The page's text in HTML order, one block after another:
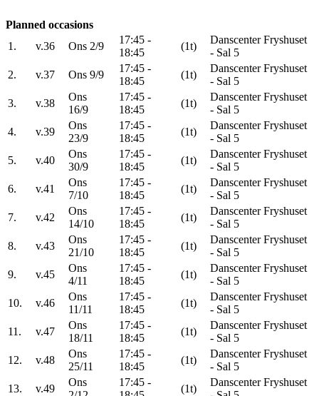
Planned occasions
1.
v.36 Ons 2/9
17:45 -
18:45
(1t)
Danscenter Fryshuset
- Sal 5
2.
v.37 Ons 9/9
17:45 -
18:45
(1t)
Danscenter Fryshuset
- Sal 5
3.
v.38
Ons
16/9
17:45 -
18:45
(1t)
Danscenter Fryshuset
- Sal 5
4.
v.39
Ons
23/9
17:45 -
18:45
(1t)
Danscenter Fryshuset
- Sal 5
5.
v.40
Ons
30/9
17:45 -
18:45
(1t)
Danscenter Fryshuset
- Sal 5
6.
v.41
Ons
7/10
17:45 -
18:45
(1t)
Danscenter Fryshuset
- Sal 5
7.
v.42
Ons
14/10
17:45 -
18:45
(1t)
Danscenter Fryshuset
- Sal 5
8.
v.43
Ons
21/10
17:45 -
18:45
(1t)
Danscenter Fryshuset
- Sal 5
9.
v.45
Ons
4/11
17:45 -
18:45
(1t)
Danscenter Fryshuset
- Sal 5
10.
v.46
Ons
11/11
17:45 -
18:45
(1t)
Danscenter Fryshuset
- Sal 5
11.
v.47
Ons
18/11
17:45 -
18:45
(1t)
Danscenter Fryshuset
- Sal 5
12.
v.48
Ons
25/11
17:45 -
18:45
(1t)
Danscenter Fryshuset
- Sal 5
13.
v.49
Ons
17:45 -
(1t)
Danscenter Fryshuset